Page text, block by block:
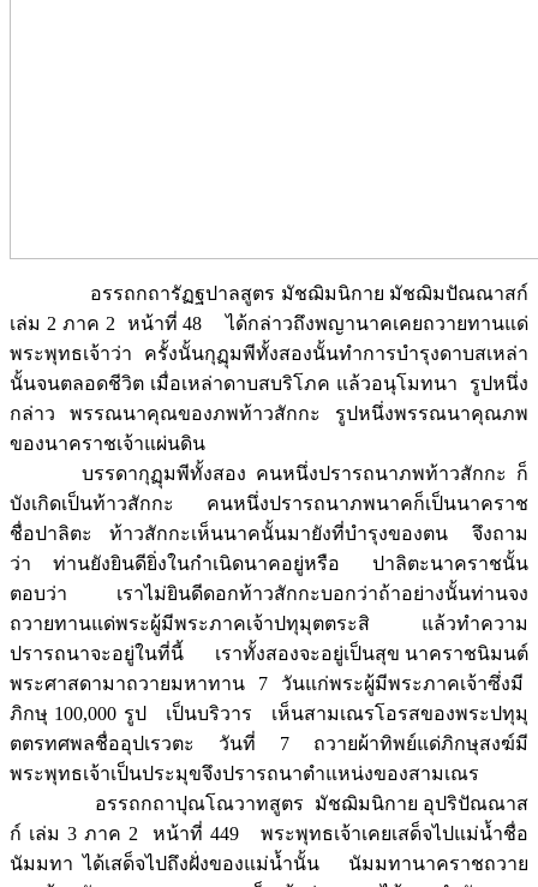
อรรถกถารัฏฐปาลสูตร มัชฌิมนิกาย มัชฌิมปัณณาสก์
เล่ม 2 ภาค 2 หน้าที่ 48 ได้กล่าวถึงพญานาคเคยถวายทานแด่
พระพุทธเจ้าว่า ครั้งนั้นกุฏุมพีทั้งสองนั้นทำการบำรุงดาบสเหล่า
นั้นจนตลอดชีวิต เมื่อเหล่าดาบสบริโภค แล้วอนุโมทนา รูปหนึ่ง
กล่าว พรรณนาคุณของภพท้าวสักกะ รูปหนึ่งพรรณนาคุณภพ
ของนาคราชเจ้าแผ่นดิน
บรรดากุฏุมพีทั้งสอง คนหนึ่งปรารถนาภพท้าวสักกะ ก็
บังเกิดเป็นท้าวสักกะ คนหนึ่งปรารถนาภพนาคก็เป็นนาคราช
ชื่อปาลิตะ ท้าวสักกะเห็นนาคนั้นมายังที่บำรุงของตน จึงถาม
ว่า ท่านยังยินดียิ่งในกำเนิดนาคอยู่หรือ ปาลิตะนาคราชนั้น
ตอบว่า เราไม่ยินดีดอกท้าวสักกะบอกว่าถ้าอย่างนั้นท่านจง
ถวายทานแด่พระผู้มีพระภาคเจ้าปทุมุตตระสิ แล้วทำความ
ปรารถนาจะอยู่ในที่นี้ เราทั้งสองจะอยู่เป็นสุข นาคราชนิมนต์
พระศาสดามาถวายมหาทาน 7 วันแก่พระผู้มีพระภาคเจ้าซึ่งมี
ภิกษุ 100,000 รูป เป็นบริวาร เห็นสามเณรโอรสของพระปทุมุ
ตตรทศพลชื่ออุปเรวตะ วันที่ 7 ถวายผ้าทิพย์แด่ภิกษุสงฆ์มี
พระพุทธเจ้าเป็นประมุขจึงปรารถนาตำแหน่งของสามเณร
อรรถกถาปุณโณวาทสูตร มัชฌิมนิกาย อุปริปัณณาส
ก์ เล่ม 3 ภาค 2 หน้าที่ 449 พระพุทธเจ้าเคยเสด็จไปแม่น้ำชื่อ
นัมมทา ได้เสด็จไปถึงฝั่งของแม่น้ำนั้น นัมมทานาคราชถวาย